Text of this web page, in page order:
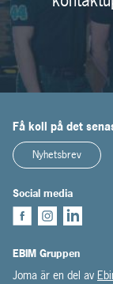
Få koll på det
Nyhetsbrev
Social media
EBIM Gruppen
Joma är en del av